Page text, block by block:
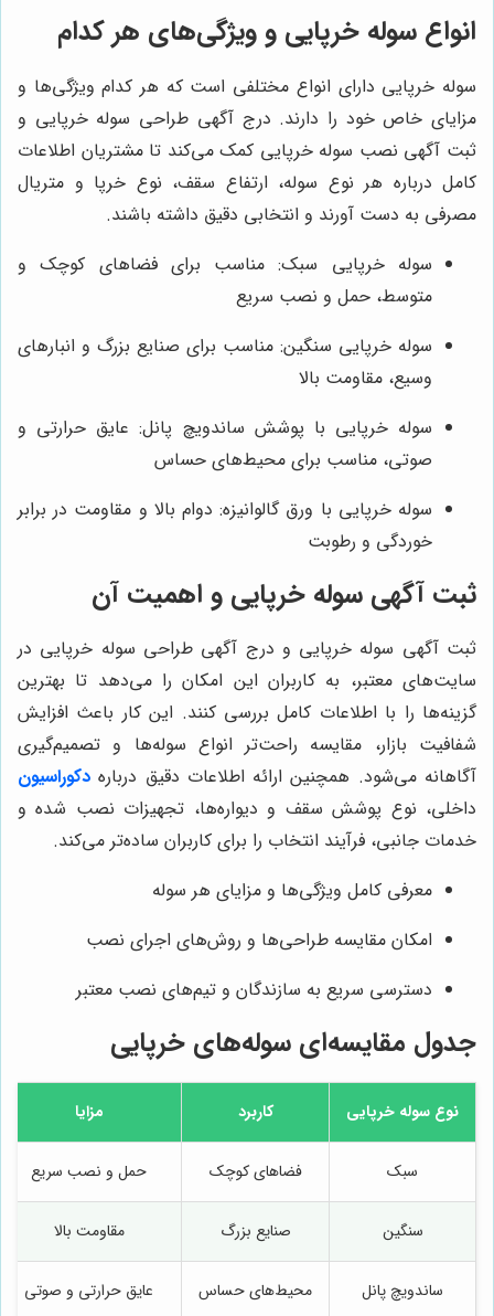
انواع سوله خرپایی و ویژگی‌های هر کدام
سوله خرپایی دارای انواع مختلفی است که هر کدام ویژگی‌ها و
مزایای خاص خود را دارند. درج آگهی طراحی سوله خرپایی و
ثبت آگهی نصب سوله خرپایی کمک می‌کند تا مشتریان اطلاعات
کامل درباره هر نوع سوله، ارتفاع سقف، نوع خرپا و متریال
مصرفی به دست آورند و انتخابی دقیق داشته باشند.
سوله خرپایی سبک: مناسب برای فضاهای کوچک و
متوسط، حمل و نصب سریع
سوله خرپایی سنگین: مناسب برای صنایع بزرگ و انبارهای
وسیع، مقاومت بالا
سوله خرپایی با پوشش ساندویچ پانل: عایق حرارتی و
صوتی، مناسب برای محیط‌های حساس
سوله خرپایی با ورق گالوانیزه: دوام بالا و مقاومت در برابر
خوردگی و رطوبت
ثبت آگهی سوله خرپایی و اهمیت آن
ثبت آگهی سوله خرپایی و درج آگهی طراحی سوله خرپایی در
سایت‌های معتبر، به کاربران این امکان را می‌دهد تا بهترین
گزینه‌ها را با اطلاعات کامل بررسی کنند. این کار باعث افزایش
شفافیت بازار، مقایسه راحت‌تر انواع سوله‌ها و تصمیم‌گیری
آگاهانه می‌شود. همچنین ارائه اطلاعات دقیق درباره دکوراسیون
داخلی، نوع پوشش سقف و دیواره‌ها، تجهیزات نصب شده و
خدمات جانبی، فرآیند انتخاب را برای کاربران ساده‌تر می‌کند.
معرفی کامل ویژگی‌ها و مزایای هر سوله
امکان مقایسه طراحی‌ها و روش‌های اجرای نصب
دسترسی سریع به سازندگان و تیم‌های نصب معتبر
جدول مقایسه‌ای سوله‌های خرپایی
نوع سوله خرپایی کاربرد مزایا
سبک فضاهای کوچک حمل و نصب سریع
سنگین صنایع بزرگ مقاومت بالا
ساندویچ پانل محیط‌های حساس عایق حرارتی و صوتی